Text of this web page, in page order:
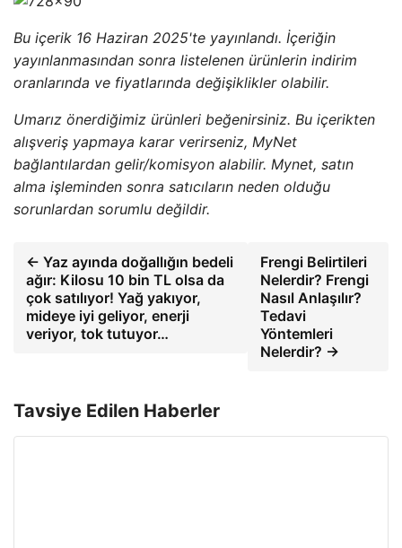
Bu içerik 16 Haziran 2025'te yayınlandı. İçeriğin
yayınlanmasından sonra listelenen ürünlerin indirim
oranlarında ve fiyatlarında değişiklikler olabilir.
Umarız önerdiğimiz ürünleri beğenirsiniz. Bu içerikten
alışveriş yapmaya karar verirseniz, MyNet
bağlantılardan gelir/komisyon alabilir. Mynet, satın
alma işleminden sonra satıcıların neden olduğu
sorunlardan sorumlu değildir.
← Yaz ayında doğallığın bedeli
ağır: Kilosu 10 bin TL olsa da
çok satılıyor! Yağ yakıyor,
mideye iyi geliyor, enerji
veriyor, tok tutuyor…
Frengi Belirtileri
Nelerdir? Frengi
Nasıl Anlaşılır?
Tedavi
Yöntemleri
Nelerdir? →
Tavsiye Edilen Haberler